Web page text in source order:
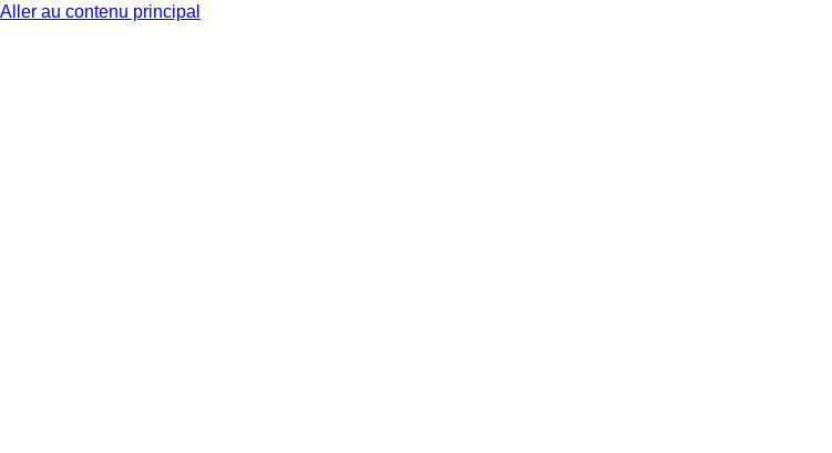
Aller au contenu principal